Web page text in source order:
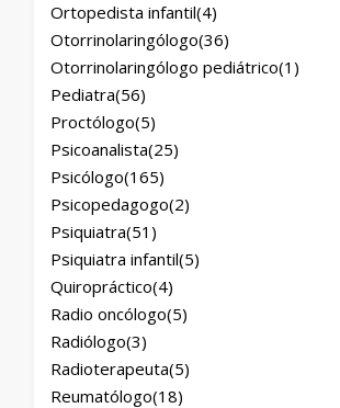
Ortopedista infantil(4)
Otorrinolaringólogo(36)
Otorrinolaringólogo pediátrico(1)
Pediatra(56)
Proctólogo(5)
Psicoanalista(25)
Psicólogo(165)
Psicopedagogo(2)
Psiquiatra(51)
Psiquiatra infantil(5)
Quiropráctico(4)
Radio oncólogo(5)
Radiólogo(3)
Radioterapeuta(5)
Reumatólogo(18)